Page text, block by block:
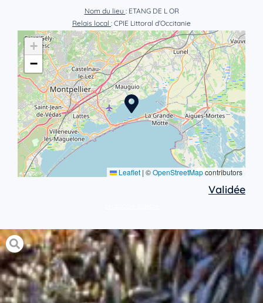
Nom du lieu : ETANG DE L OR
Relais local : CPIE Littoral d’Occitanie
+
−
Leaflet | ©OpenStreetMapcontributors
Validée